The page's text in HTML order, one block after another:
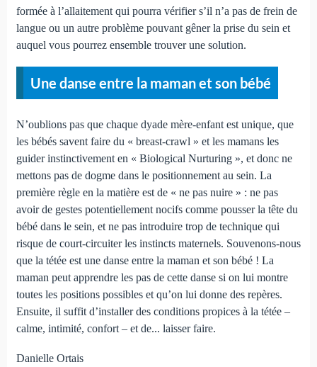
formée à l’allaitement qui pourra vérifier s’il n’a pas de frein de
langue ou un autre problème pouvant gêner la prise du sein et
auquel vous pourrez ensemble trouver une solution.
Une danse entre la maman et son bébé
N’oublions pas que chaque dyade mère-enfant est unique, que
les bébés savent faire du « breast-crawl » et les mamans les
guider instinctivement en « Biological Nurturing », et donc ne
mettons pas de dogme dans le positionnement au sein. La
première règle en la matière est de « ne pas nuire » : ne pas
avoir de gestes potentiellement nocifs comme pousser la tête du
bébé dans le sein, et ne pas introduire trop de technique qui
risque de court-circuiter les instincts maternels. Souvenons-nous
que la tétée est une danse entre la maman et son bébé ! La
maman peut apprendre les pas de cette danse si on lui montre
toutes les positions possibles et qu’on lui donne des repères.
Ensuite, il suffit d’installer des conditions propices à la tétée –
calme, intimité, confort – et de... laisser faire.
Danielle Ortais